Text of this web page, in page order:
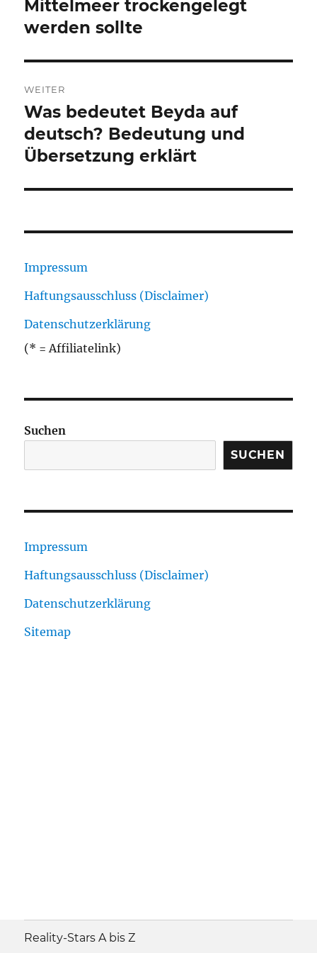
Mittelmeer trockengelegt
werden sollte
WEITER
Nächster
Beitrag:
Was bedeutet Beyda auf
deutsch? Bedeutung und
Übersetzung erklärt
Impressum
Haftungsausschluss (Disclaimer)
Datenschutzerklärung
(* = Affiliatelink)
Suchen
SUCHEN
Impressum
Haftungsausschluss (Disclaimer)
Datenschutzerklärung
Sitemap
Reality-Stars A bis Z